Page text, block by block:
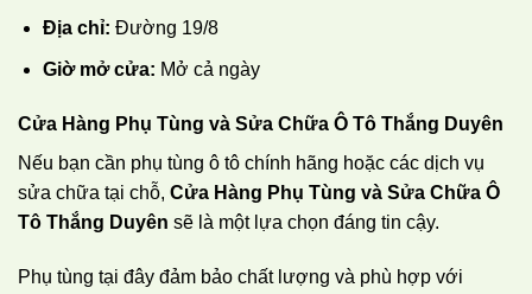
Địa chỉ: Đường 19/8
Giờ mở cửa: Mở cả ngày
Cửa Hàng Phụ Tùng và Sửa Chữa Ô Tô Thắng Duyên
Nếu bạn cần phụ tùng ô tô chính hãng hoặc các dịch vụ
sửa chữa tại chỗ, Cửa Hàng Phụ Tùng và Sửa Chữa Ô
Tô Thắng Duyên sẽ là một lựa chọn đáng tin cậy.
Phụ tùng tại đây đảm bảo chất lượng và phù hợp với